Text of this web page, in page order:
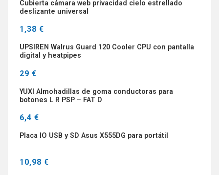
Cubierta cámara web privacidad cielo estrellado
deslizante universal
1,38 €
UPSIREN Walrus Guard 120 Cooler CPU con pantalla
digital y heatpipes
29 €
YUXI Almohadillas de goma conductoras para
botones L R PSP – FAT D
6,4 €
Placa IO USB y SD Asus X555DG para portátil
10,98 €